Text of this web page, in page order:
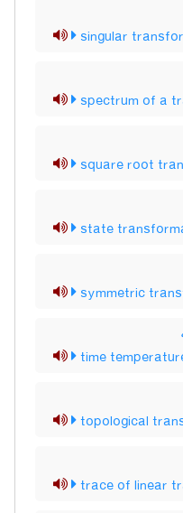
singular
spectrum of a
square root
state
symmetric
time
topological
trace of linear